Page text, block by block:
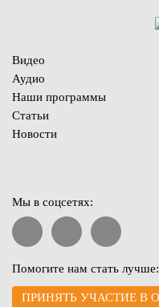
Видео
Аудио
Наши программы
Статьи
Новости
Мы в соцсетях:
Помогите нам стать лучше:
ПРИНЯТЬ УЧАСТИЕ В